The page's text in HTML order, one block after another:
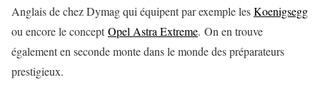
Anglais de chez Dymag qui équipent par exemple lesKoenigsegg
ou encore le conceptOpel Astra Extreme. On en trouve
également en seconde monte dans le monde des préparateurs
prestigieux.